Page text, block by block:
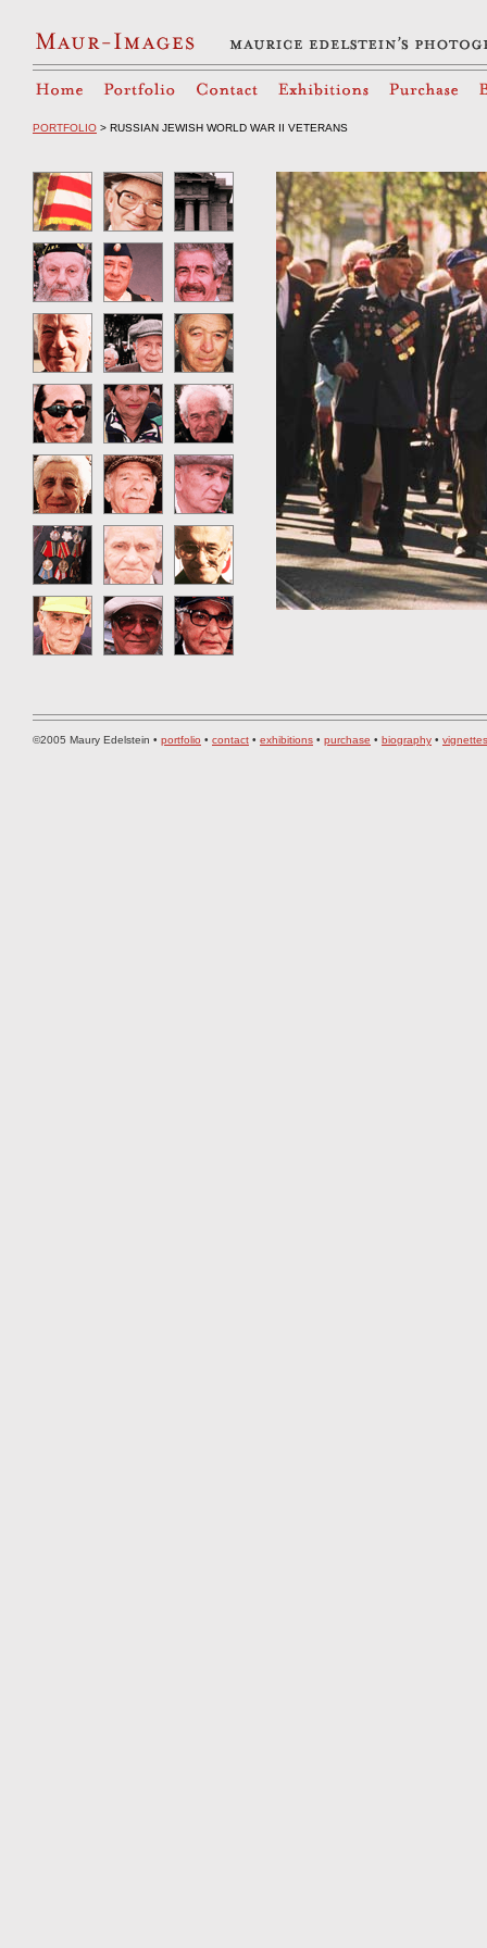
PORTFOLIO > RUSSIAN JEWISH WORLD WAR II VETERANS
©2005 Maury Edelstein • portfolio • contact • exhibitions • purchase • biography • vignettes